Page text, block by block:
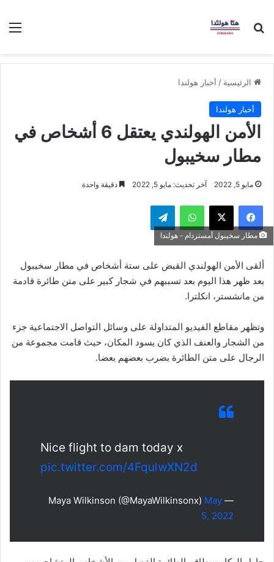
بحث عن
الرئيسية / أخبار هولندا
أخبار هولندا
الأمن الهولندي يعتقل 6 أشخاص في
مطار سخيبول
مايو 5, 2022 آخر تحديث: مايو 5, 2022 دقيقة واحدة
فيسبوك ‫X واتساب تيلقرام
مطار سخيبول أمستردام - هولندا
ألقى الأمن الهولندي القبض على ستة أشخاص في مطار سخيبول
بعد ظهر هذا اليوم بعد تسببهم في شجار كبير على متن طائرة قادمة
من مانشستر، انكلترا.
وتظهر مقاطع الفيديو المتداولة على وسائل التواصل الاجتماعية جزء
من الشجار والعنف الذي كان يسود المكان، حيث قامت مجموعة من
الرجال على متن الطائرة بضرب بعضهم بعضا.
Nice flight to dam today x
pic.twitter.com/4FqulwXN2d
— Maya Wilkinson (@MayaWilkinsonx)
May
5, 2022